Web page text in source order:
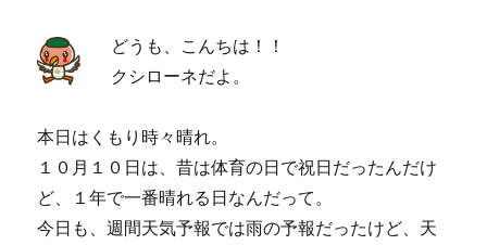
どうも、こんちは！！
クシローネだよ。
本日はくもり時々晴れ。
１０月１０日は、昔は体育の日で祝日だったんだけ
ど、１年で一番晴れる日なんだって。
今日も、週間天気予報では雨の予報だったけど、天